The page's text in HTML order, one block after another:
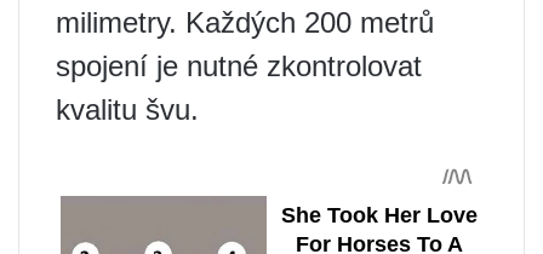
milimetry. Každých 200 metrů
spojení je nutné zkontrolovat
kvalitu švu.